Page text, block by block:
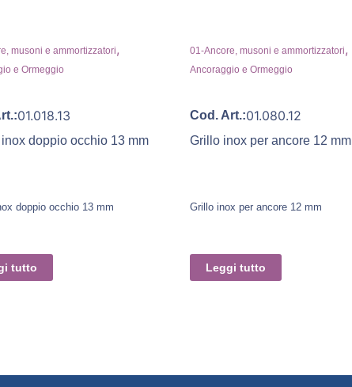
musoni e ammortizzatori,
e Ormeggio
01.018.13
doppio occhio 13 mm
doppio occhio 13 mm
tutto
01-Ancore, musoni e ammortizzatori,
Ancoraggio e Ormeggio
Cod. Art.:01.080.12
Grillo inox per ancore 12 mm
Grillo inox per ancore 12 mm
Leggi tutto